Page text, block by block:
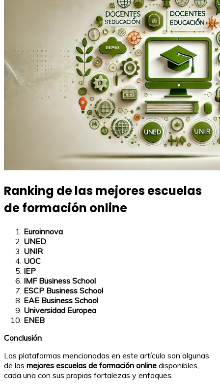
Ranking de las mejores escuelas
de formación online
Euroinnova
UNED
UNIR
UOC
IEP
IMF Business School
ESCP Business School
EAE Business School
Universidad Europea
ENEB
Conclusión
Las plataformas mencionadas en este artículo son algunas
de las mejores escuelas de formación online disponibles,
cada una con sus propias fortalezas y enfoques.